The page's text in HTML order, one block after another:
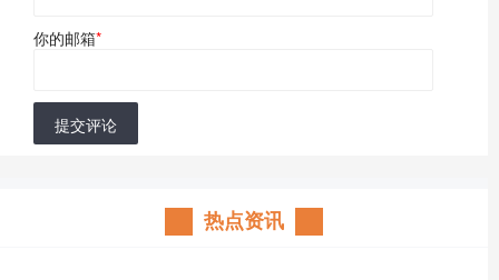
你的邮箱*
提交评论
热点资讯